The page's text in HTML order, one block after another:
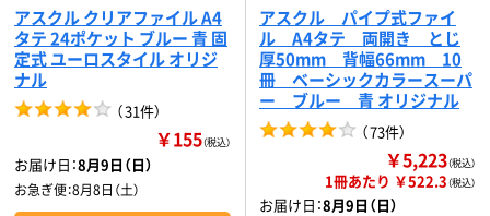
アスクル クリアファイル A4
タテ 24ポケット ブルー 青 固
定式 ユーロスタイル オリジ
ナル
（31件）
￥155（税込）
お届け日：8月9日（日）
お急ぎ便：8月8日（土）
アスクル パイプ式ファイ
ル A4タテ 両開き とじ
厚50mm 背幅66mm 10
冊 ベーシックカラースーパ
ー ブルー 青 オリジナル
（73件）
￥5,223（税込）
1冊あたり ￥522.3（税込）
お届け日：8月9日（日）